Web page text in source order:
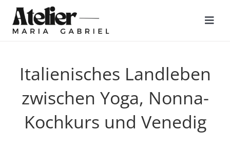
Zum
Inhalt
springen
KUNSTWERKE
MALREISEN
Italienisches Landleben
zwischen Yoga, Nonna-
Kochkurs und Venedig